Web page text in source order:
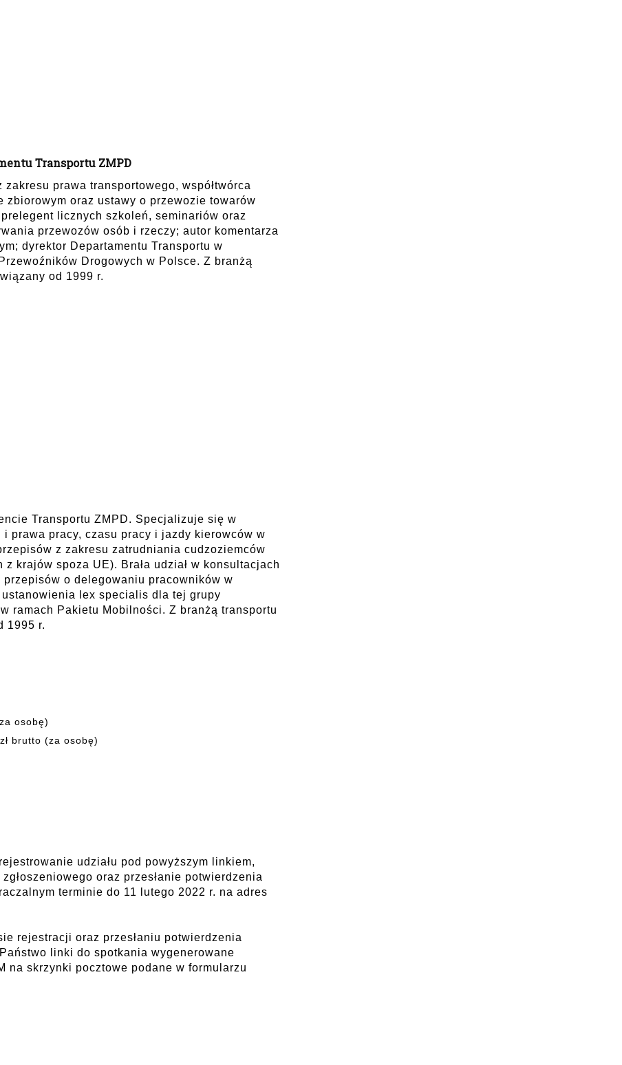
Transportu ZMPD
prawa transportowego, współtwórca
zbiorowym oraz ustawy o przewozie towarów
licznych szkoleń, seminariów oraz
przewozów osób i rzeczy; autor komentarza
dyrektor Departamentu Transportu w
Drogowych w Polsce. Z branżą
od 1999 r.
Transportu ZMPD. Specjalizuje się w
prawa pracy, czasu pracy i jazdy kierowców w
z zakresu zatrudniania cudzoziemców
krajów spoza UE). Brała udział w konsultacjach
przepisów o delegowaniu pracowników w
lex specialis dla tej grupy
ramach Pakietu Mobilności. Z branżą transportu
1995 r.
osobę)
brutto (za osobę)
udziału pod powyższym linkiem,
oraz przesłanie potwierdzenia
terminie do 11 lutego 2022 r. na adres
rejestracji oraz przesłaniu potwierdzenia
linki do spotkania wygenerowane
na skrzynki pocztowe podane w formularzu